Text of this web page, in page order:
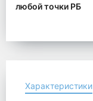
любой точки РБ
Характеристики